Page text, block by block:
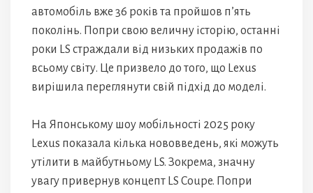
автомобіль вже 36 років та пройшов п’ять
поколінь. Попри свою величну історію, останні
роки LS страждали від низьких продажів по
всьому світу. Це призвело до того, що Lexus
вирішила переглянути свій підхід до моделі.
На Японському шоу мобільності 2025 року
Lexus показала кілька нововведень, які можуть
утілити в майбутньому LS. Зокрема, значну
увагу привернув концепт LS Coupe. Попри